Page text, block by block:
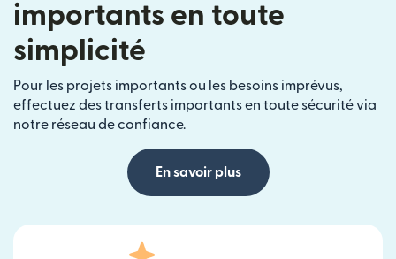
importants en toute
simplicité
Pour les projets importants ou les besoins imprévus,
effectuez des transferts importants en toute sécurité via
notre réseau de confiance.
En savoir plus